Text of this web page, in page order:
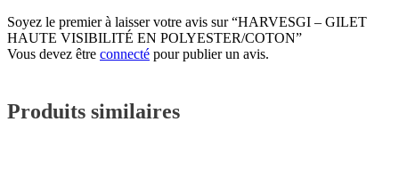
Soyez le premier à laisser votre avis sur “HARVESGI – GILET
HAUTE VISIBILITÉ EN POLYESTER/COTON”
Vous devez être connecté pour publier un avis.
Produits similaires